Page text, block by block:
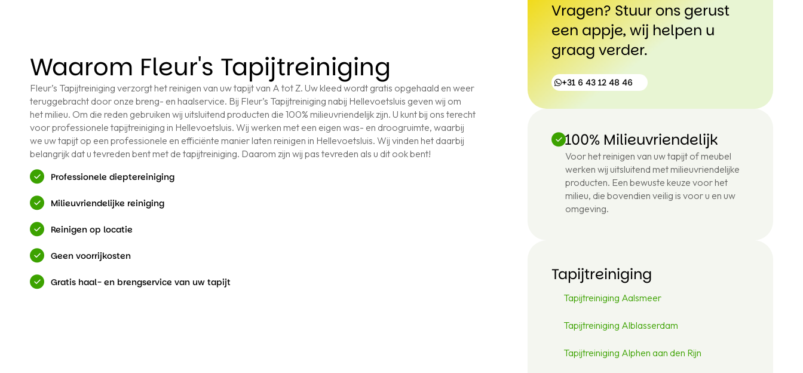
Waarom Fleur's Tapijtreiniging
Fleur’s Tapijtreiniging verzorgt het reinigen van uw tapijt van A tot Z. Uw kleed wordt gratis opgehaald en weer
teruggebracht door onze breng- en haalservice. Bij Fleur’s Tapijtreiniging nabij Hellevoetsluis geven wij om
het milieu. Om die reden gebruiken wij uitsluitend producten die 100% milieuvriendelijk zijn. U kunt bij ons terecht
voor professionele tapijtreiniging in Hellevoetsluis. Wij werken met een eigen was- en droogruimte, waarbij
we uw tapijt op een professionele en efficiënte manier laten reinigen in Hellevoetsluis. Wij vinden het daarbij
belangrijk dat u tevreden bent met de tapijtreiniging. Daarom zijn wij pas tevreden als u dit ook bent!
Professionele dieptereiniging
Milieuvriendelijke reiniging
Reinigen op locatie
Geen voorrijkosten
Gratis haal- en brengservice van uw tapijt
Vragen? Stuur ons gerust
een appje, wij helpen u
graag verder.
+31 6 43 12 48 46
+31
6
43
12
48
46
100% Milieuvriendelijk
Voor het reinigen van uw tapijt of meubel
werken wij uitsluitend met milieuvriendelijke
producten. Een bewuste keuze voor het
milieu, die bovendien veilig is voor u en uw
omgeving.
Tapijtreiniging
Tapijtreiniging Aalsmeer
Tapijtreiniging Alblasserdam
Tapijtreiniging Alphen aan den Rijn